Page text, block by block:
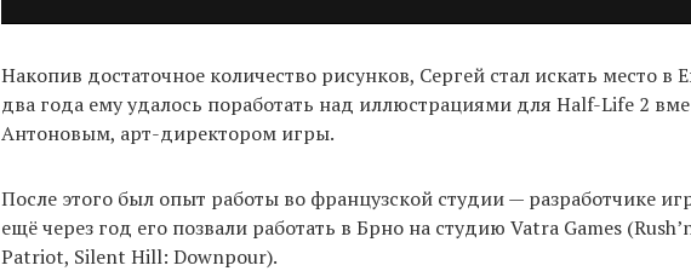
Накопив достаточное количество рисунков, Сергей стал искать место в
два года ему удалось поработать над иллюстрациями для Half-Life 2
Антоновым, арт-директором игры.
После этого был опыт работы во французской студии — разработчике
ещё через год его позвали работать в Брно на студию Vatra Games
Patriot, Silent Hill: Downpour).